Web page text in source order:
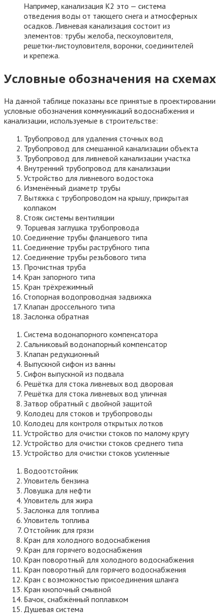
Например, канализация К2 это — система
отведения воды от тающего снега и атмосферных
осадков. Ливневая канализация состоит из
элементов: трубы желоба, пескоуловителя,
решетки-листоуловителя, воронки, соединителей
и крепежа.
Условные обозначения на схемах
На данной таблице показаны все принятые в проектировании
условные обозначения коммуникаций водоснабжения и
канализации, используемые в строительстве:
Трубопровод для удаления сточных вод
Трубопровод для смешанной канализации объекта
Трубопровод для ливневой канализации участка
Внутренний трубопровод для канализации
Устройство для ливневого водостока
Изменённый диаметр трубы
Вытяжка с трубопроводом на крышу, прикрытая
колпаком
Стояк системы вентиляции
Торцевая заглушка трубопровода
Соединение трубы фланцевого типа
Соединение трубы раструбного типа
Соединение трубы резьбового типа
Прочистная труба
Кран запорного типа
Кран трёхрежимный
Стопорная водопроводная задвижка
Клапан дроссельного типа
Заслонка обратная
Система водонапорного компенсатора
Сальниковый водонапорный компенсатор
Клапан редукционный
Выпускной сифон из ванны
Сифон выпускной из подвала
Решётка для стока ливневых вод дворовая
Решётка для стока ливневых вод уличная
Затвор обратный с двойной защитой
Колодец для стоков и трубопроводы
Колодец для контроля открытых лотков
Устройство для очистки стоков по малому кругу
Устройство для очистки стоков среднего типа
Устройство для очистки стоков усиленные
Водоотстойник
Уловитель бензина
Ловушка для нефти
Уловитель для жира
Заслонка для топлива
Уловитель топлива
Отстойник для грязи
Кран для холодного водоснабжения
Кран для горячего водоснабжения
Кран поворотный для холодного водоснабжения
Кран поворотный для горячего водоснабжения
Кран с возможностью присоединения шланга
Кран кнопочный смывной
Бачок, снабжённый поплавком
Душевая система